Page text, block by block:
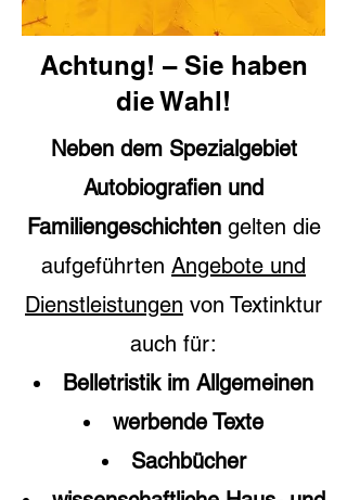
Achtung! – Sie haben
die Wahl!
Neben dem Spezialgebiet
Autobiografien und
Familiengeschichtengelten die
aufgeführten Angebote und
Dienstleistungen von Textinktur
auch für:
Belletristik im Allgemeinen
werbende Texte
Sachbücher